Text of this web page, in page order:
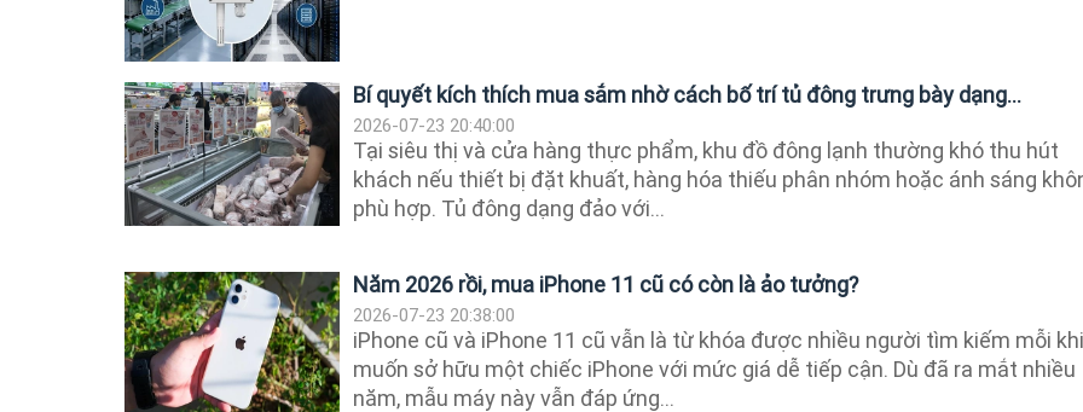
Bí quyết kích thích mua sắm nhờ cách bố trí tủ đông trưng bày dạng...
2026-07-23 20:40:00
Tại siêu thị và cửa hàng thực phẩm, khu đồ đông lạnh thường khó thu hút
khách nếu thiết bị đặt khuất, hàng hóa thiếu phân nhóm hoặc ánh sáng
phù hợp. Tủ đông dạng đảo với...
Năm 2026 rồi, mua iPhone 11 cũ có còn là ảo tưởng?
2026-07-23 20:38:00
iPhone cũ và iPhone 11 cũ vẫn là từ khóa được nhiều người tìm kiếm mỗi khi
muốn sở hữu một chiếc iPhone với mức giá dễ tiếp cận. Dù đã ra mắt nhiều
năm, mẫu máy này vẫn đáp ứng...